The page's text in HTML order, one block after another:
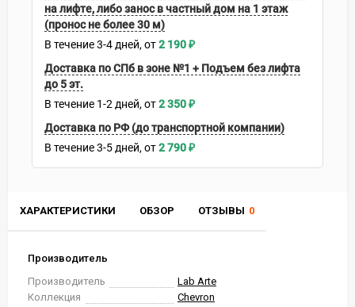
ХАРАКТЕРИСТИКИ ОБЗОР ОТЗЫВЫ 0
Производитель
Производитель
Lab Arte
Коллекция
Chevron
на лифте, либо занос в частный дом на 1 этаж
(пронос не более 30 м)
В течение3-4 дней 2 190₽
Доставка по СПб в зоне №1 + Подъем без лифта
до 5 эт.
В течение 1-2 дней 2 350₽
Доставка по РФ (до транспортной компании)
В течение3-5 дней 2 790₽